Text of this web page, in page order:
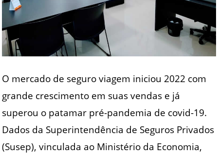
O mercado de seguro viagem iniciou 2022 com
grande crescimento em suas vendas e já
superou o patamar pré-pandemia de covid-19.
Dados da Superintendência de Seguros Privados
(Susep), vinculada ao Ministério da Economia,